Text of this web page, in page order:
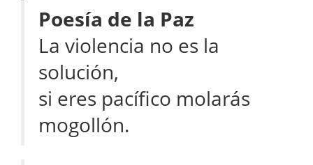
Poesía de la Paz
La violencia no es la
solución,
si eres pacífico molarás
mogollón.